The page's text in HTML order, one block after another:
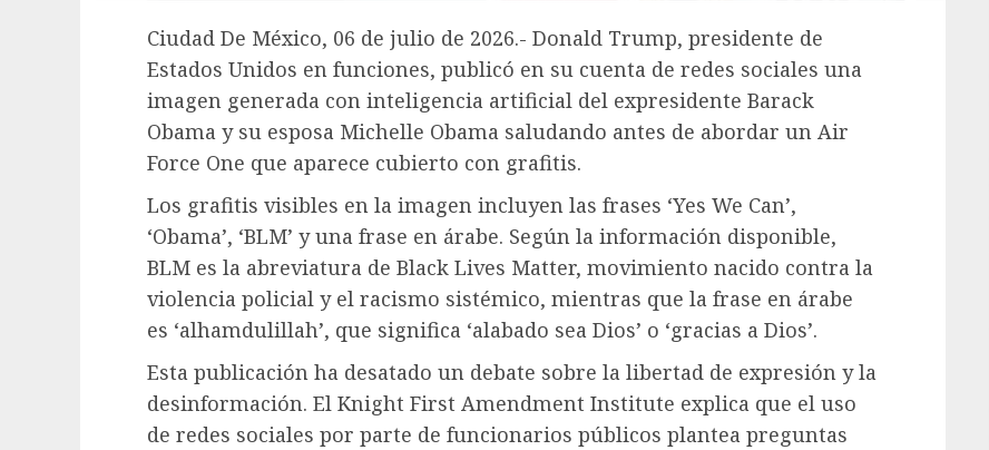
Ciudad De México, 06 de julio de 2026.- Donald Trump, presidente de
Estados Unidos en funciones, publicó en su cuenta de redes sociales una
imagen generada con inteligencia artificial del expresidente Barack
Obama y su esposa Michelle Obama saludando antes de abordar un Air
Force One que aparece cubierto con grafitis.
Los grafitis visibles en la imagen incluyen las frases ‘Yes We Can’,
‘Obama’, ‘BLM’ y una frase en árabe. Según la información disponible,
BLM es la abreviatura de Black Lives Matter, movimiento nacido contra la
violencia policial y el racismo sistémico, mientras que la frase en árabe
es ‘alhamdulillah’, que significa ‘alabado sea Dios’ o ‘gracias a Dios’.
Esta publicación ha desatado un debate sobre la libertad de expresión y la
desinformación. El Knight First Amendment Institute explica que el uso
de redes sociales por parte de funcionarios públicos plantea preguntas